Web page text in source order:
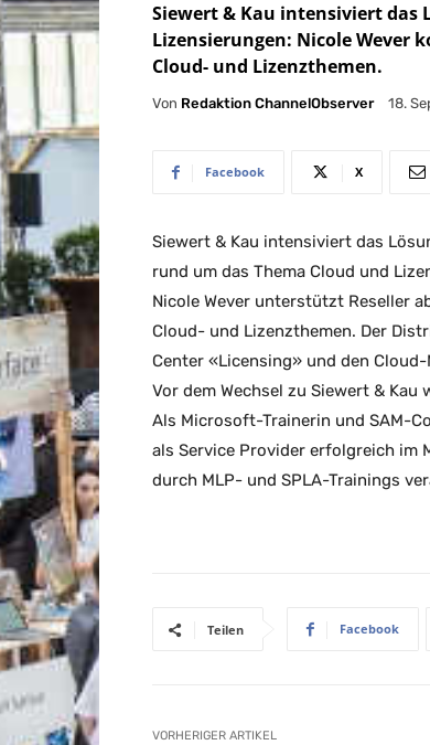
Siewert & Kau intensiviert das
Lizensierungen: Nicole Wever
Cloud- und Lizenzthemen.
Von Redaktion ChannelObserver 18.
Facebook X
Siewert & Kau intensiviert das
rund um das Thema Cloud und
Nicole Wever unterstützt Reseller
Cloud- und Lizenzthemen. Der
Center «Licensing» und den
Vor dem Wechsel zu Siewert &
Als Microsoft-Trainerin und SAM-
als Service Provider erfolgreich im
durch MLP- und SPLA-Trainings
Teilen Facebook
VORHERIGER ARTIKEL